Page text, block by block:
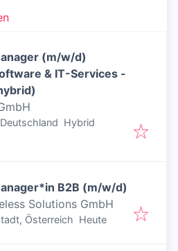
(m/w/d)
& IT-Services -
Hybrid
B2B (m/w/d)
Solutions GmbH
Österreich Veröffentlicht:
Heute